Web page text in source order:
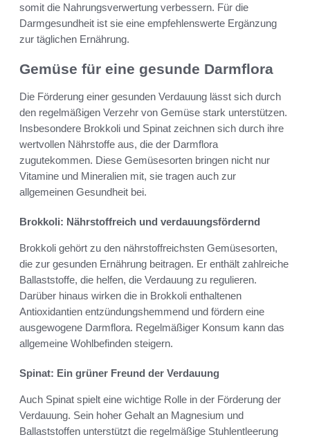
somit die Nahrungsverwertung verbessern. Für die
Darmgesundheit ist sie eine empfehlenswerte Ergänzung
zur täglichen Ernährung.
Gemüse für eine gesunde Darmflora
Die Förderung einer gesunden Verdauung lässt sich durch
den regelmäßigen Verzehr von Gemüse stark unterstützen.
Insbesondere Brokkoli und Spinat zeichnen sich durch ihre
wertvollen Nährstoffe aus, die der Darmflora
zugutekommen. Diese Gemüsesorten bringen nicht nur
Vitamine und Mineralien mit, sie tragen auch zur
allgemeinen Gesundheit bei.
Brokkoli: Nährstoffreich und verdauungsfördernd
Brokkoli gehört zu den nährstoffreichsten Gemüsesorten,
die zur gesunden Ernährung beitragen. Er enthält zahlreiche
Ballaststoffe, die helfen, die Verdauung zu regulieren.
Darüber hinaus wirken die in Brokkoli enthaltenen
Antioxidantien entzündungshemmend und fördern eine
ausgewogene Darmflora. Regelmäßiger Konsum kann das
allgemeine Wohlbefinden steigern.
Spinat: Ein grüner Freund der Verdauung
Auch Spinat spielt eine wichtige Rolle in der Förderung der
Verdauung. Sein hoher Gehalt an Magnesium und
Ballaststoffen unterstützt die regelmäßige Stuhlentleerung